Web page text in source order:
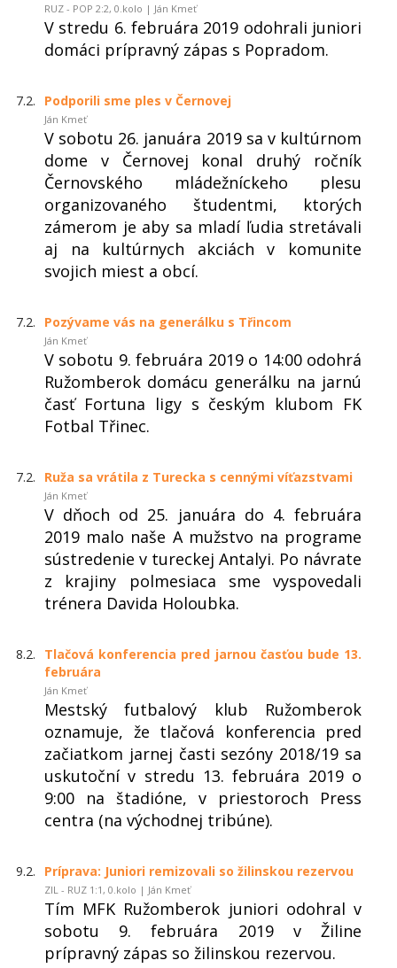
RUZ - POP 2:2, 0.kolo | Ján Kmeť
V stredu 6. februára 2019 odohrali juniori
domáci prípravný zápas s Popradom.
7.2. Podporili sme ples v Černovej
Ján Kmeť
V sobotu 26. januára 2019 sa v kultúrnom
dome v Černovej konal druhý ročník
Černovského mládežníckeho plesu
organizovaného študentmi, ktorých
zámerom je aby sa mladí ľudia stretávali
aj na kultúrnych akciách v komunite
svojich miest a obcí.
7.2. Pozývame vás na generálku s Třincom
Ján Kmeť
V sobotu 9. februára 2019 o 14:00 odohrá
Ružomberok domácu generálku na jarnú
časť Fortuna ligy s českým klubom FK
Fotbal Třinec.
7.2. Ruža sa vrátila z Turecka s cennými víťazstvami
Ján Kmeť
V dňoch od 25. januára do 4. februára
2019 malo naše A mužstvo na programe
sústredenie v tureckej Antalyi. Po návrate
z krajiny polmesiaca sme vyspovedali
trénera Davida Holoubka.
8.2.
Tlačová konferencia pred jarnou časťou bude 13.
februára
Ján Kmeť
Mestský futbalový klub Ružomberok
oznamuje, že tlačová konferencia pred
začiatkom jarnej časti sezóny 2018/19 sa
uskutoční v stredu 13. februára 2019 o
9:00 na štadióne, v priestoroch Press
centra (na východnej tribúne).
9.2. Príprava: Juniori remizovali so žilinskou rezervou
ZIL - RUZ 1:1, 0.kolo | Ján Kmeť
Tím MFK Ružomberok juniori odohral v
sobotu 9. februára 2019 v Žiline
prípravný zápas so žilinskou rezervou.